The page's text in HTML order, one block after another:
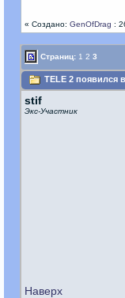
« Создано: GenOfDrag :
Страниц: 1 2 3
TELE 2 появился
stif
Экс-Участник
Наверх